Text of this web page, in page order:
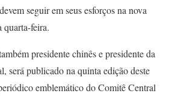
seguir em seus esforços na nova
quarta-feira.
presidente chinês e presidente da
será publicado na quinta edição deste
emblemático do Comitê Central